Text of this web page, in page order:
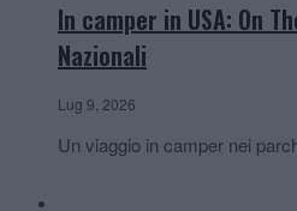
In camper in USA: On
Nazionali
Lug 9, 2026
Un viaggio in camper nei